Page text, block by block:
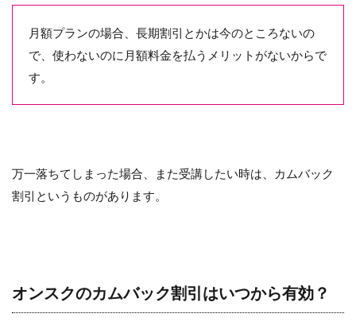
月額プランの場合、長期割引とかは今のところないの
で、使わないのに月額料金を払うメリットがないからで
す。
万一落ちてしまった場合、また受講したい時は、カムバック
割引というものがあります。
オンスクのカムバック割引はいつから有効？